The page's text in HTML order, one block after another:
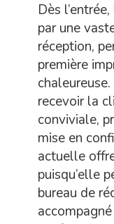
Dès
par une
réception,
première
recevoir la
conviviale,
mise en
actuelle
puisqu’elle
bureau de